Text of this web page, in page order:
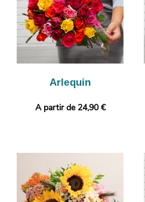
Arlequin
A partir de 24,90 €